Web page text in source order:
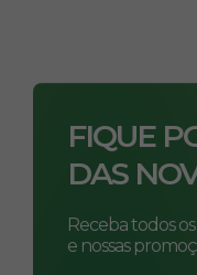
FIQUE
DAS
Receba todos
e nossas